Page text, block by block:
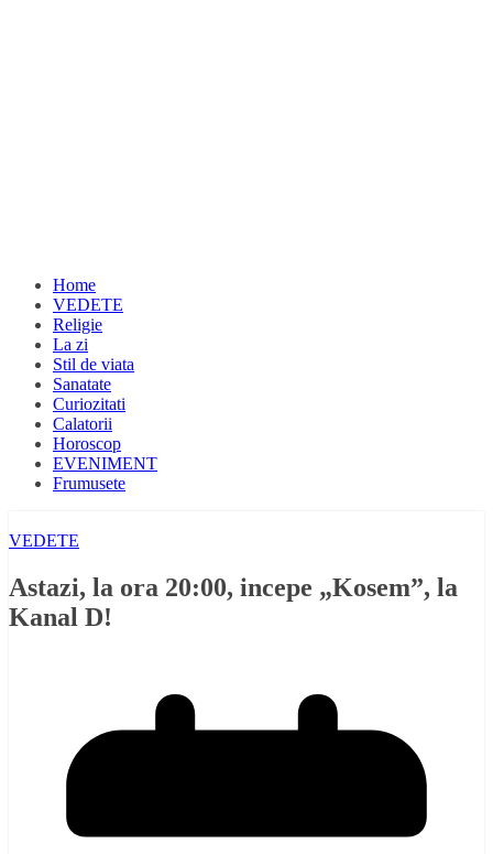
Home
VEDETE
Religie
La zi
Stil de viata
Sanatate
Curiozitati
Calatorii
Horoscop
EVENIMENT
Frumusete
VEDETE
Astazi, la ora 20:00, incepe „Kosem”, la
Kanal D!